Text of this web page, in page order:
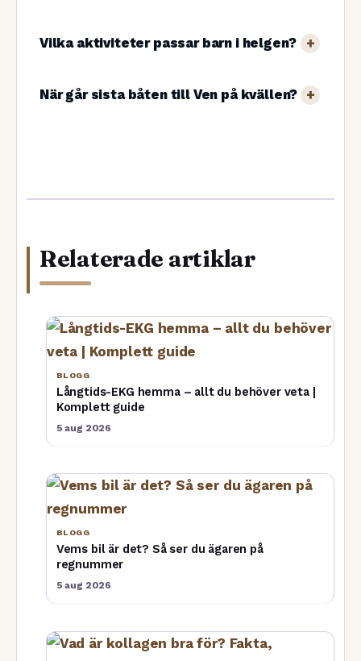
Vilka aktiviteter passar barn i helgen?
När går sista båten till Ven på kvällen?
Relaterade artiklar
BLOGG
Långtids-EKG hemma – allt du behöver veta |
Komplett guide
5 aug 2026
BLOGG
Vems bil är det? Så ser du ägaren på
regnummer
5 aug 2026